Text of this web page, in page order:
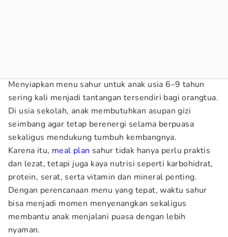
Menyiapkan menu sahur untuk anak usia 6–9 tahun
sering kali menjadi tantangan tersendiri bagi orangtua.
Di usia sekolah, anak membutuhkan asupan gizi
seimbang agar tetap berenergi selama berpuasa
sekaligus mendukung tumbuh kembangnya.
Karena itu, meal plan sahur tidak hanya perlu praktis
dan lezat, tetapi juga kaya nutrisi seperti karbohidrat,
protein, serat, serta vitamin dan mineral penting.
Dengan perencanaan menu yang tepat, waktu sahur
bisa menjadi momen menyenangkan sekaligus
membantu anak menjalani puasa dengan lebih
nyaman.